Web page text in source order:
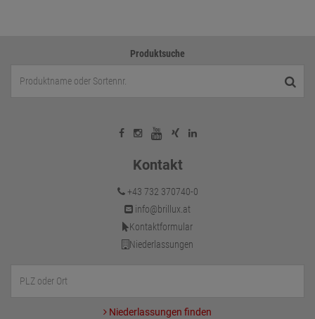
Produktsuche
Kontakt
+43 732 370740-0
info@brillux.at
Kontaktformular
Niederlassungen
Niederlassungen finden